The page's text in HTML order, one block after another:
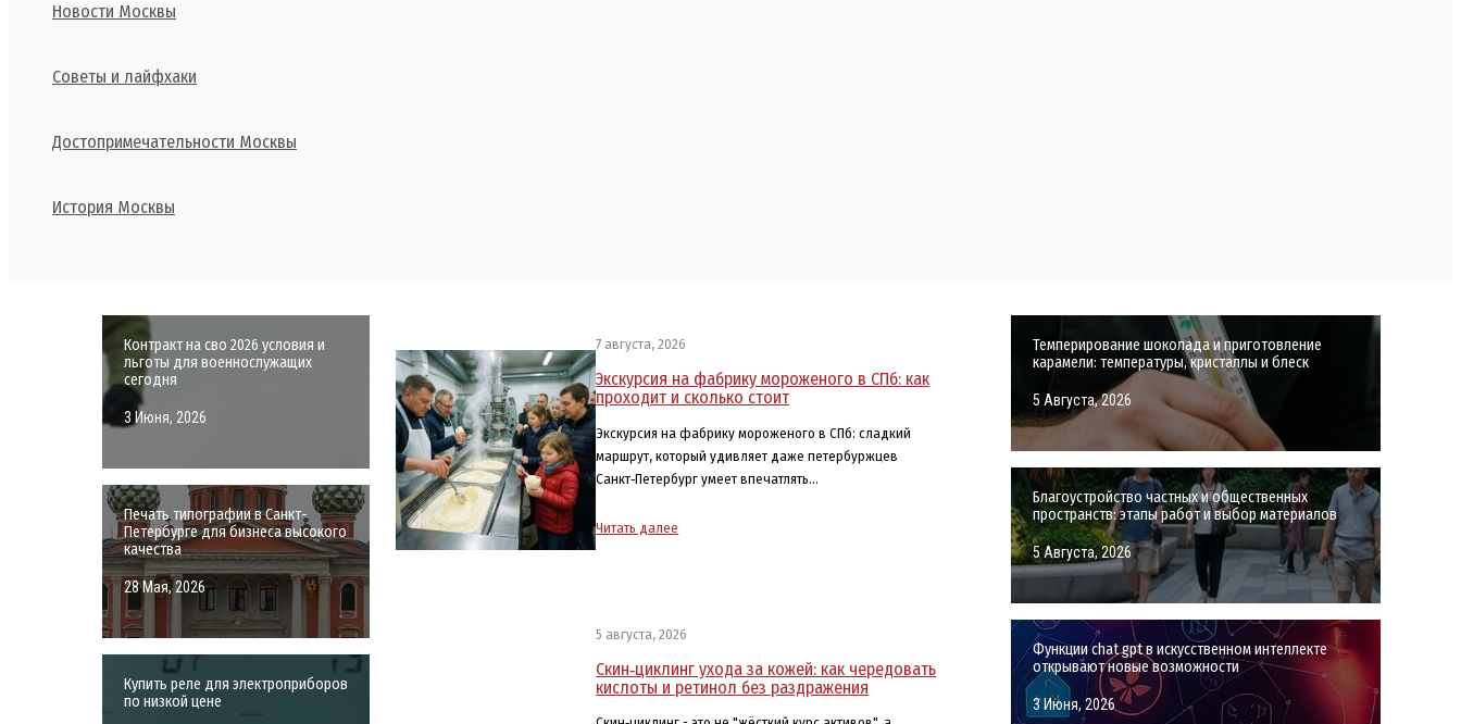
Новости Москвы
Советы и лайфхаки
Достопримечательности Москвы
История Москвы
Контракт на сво 2026 условия и
льготы для военнослужащих
сегодня
3 Июня, 2026
Печать типографии в Санкт-
Петербурге для бизнеса высокого
качества
28 Мая, 2026
Купить реле для электроприборов
по низкой цене
7 августа, 2026
Экскурсия на фабрику мороженого в СПб: как
проходит и сколько стоит
Экскурсия на фабрику мороженого в СПб: сладкий
маршрут, который удивляет даже петербуржцев
Санкт‑Петербург умеет впечатлять…
Читать далее
5 августа, 2026
Скин‑циклинг ухода за кожей: как чередовать
кислоты и ретинол без раздражения
Темперирование шоколада и приготовление
карамели: температуры, кристаллы и блеск
5 Августа, 2026
Благоустройство частных и общественных
пространств: этапы работ и выбор материалов
5 Августа, 2026
Функции chat gpt в искусственном интеллекте
открывают новые возможности
3 Июня, 2026